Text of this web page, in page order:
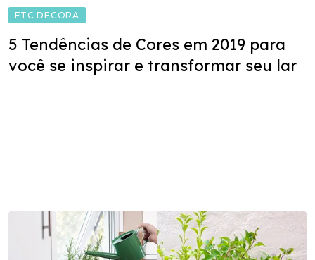
FTC DECORA
5 Tendências de Cores em 2019 para
você se inspirar e transformar seu lar